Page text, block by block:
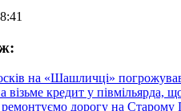
на «Шашличці»
візьме кредит у півмільярда,
ремонтуємо дорогу на